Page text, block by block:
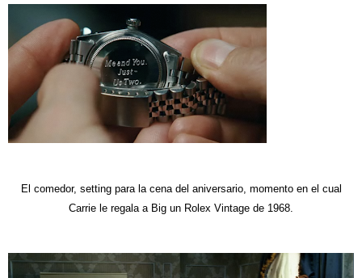
El comedor, setting para la cena del aniversario, momento en el cual
Carrie le regala a Big un Rolex Vintage de 1968.